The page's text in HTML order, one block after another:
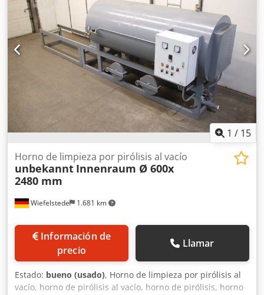
1 / 15
Wiefelstede 1.681 km
Horno de limpieza por pirólisis al vacío
unbekannt Innenraum Ø 600x
2480 mm
Información de
precio
Llamar
Estado: bueno (usado), Horno de limpieza por pirólisis al
vacío, horno de pirólisis al vacío, horno de pirólisis, horno